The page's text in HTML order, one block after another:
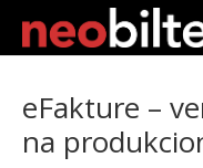
Претрага
eFakture –
na